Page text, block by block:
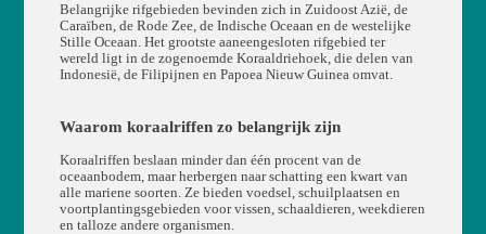
Belangrijke rifgebieden bevinden zich in Zuidoost Azië, de
Caraïben, de Rode Zee, de Indische Oceaan en de westelijke
Stille Oceaan. Het grootste aaneengesloten rifgebied ter
wereld ligt in de zogenoemde Koraaldriehoek, die delen van
Indonesië, de Filipijnen en Papoea Nieuw Guinea omvat.
Waarom koraalriffen zo belangrijk zijn
Koraalriffen beslaan minder dan één procent van de
oceaanbodem, maar herbergen naar schatting een kwart van
alle mariene soorten. Ze bieden voedsel, schuilplaatsen en
voortplantingsgebieden voor vissen, schaaldieren, weekdieren
en talloze andere organismen.